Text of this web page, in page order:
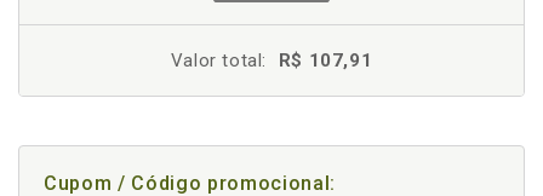
Valor total: R$ 107,91
Cupom / Código promocional: